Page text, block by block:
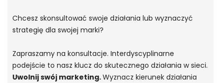
Chcesz skonsultować swoje działania lub wyznaczyć
strategię dla swojej marki?
Zapraszamy na konsultacje. Interdyscyplinarne
podejście to nasz klucz do skutecznego działania w sieci.
Uwolnij swój marketing.Wyznacz kierunek działania